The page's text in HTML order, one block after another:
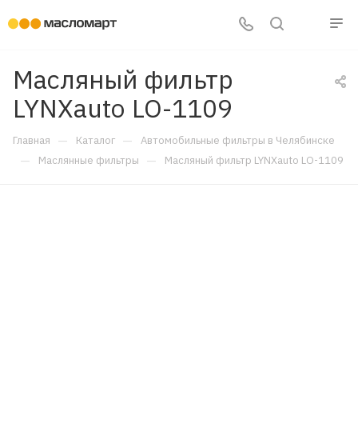
Масляный фильтр
LYNXauto LO-1109
Главная — Каталог — Автомобильные фильтры в Челябинске
— Маслянные фильтры — Масляный фильтр LYNXauto LO-1109